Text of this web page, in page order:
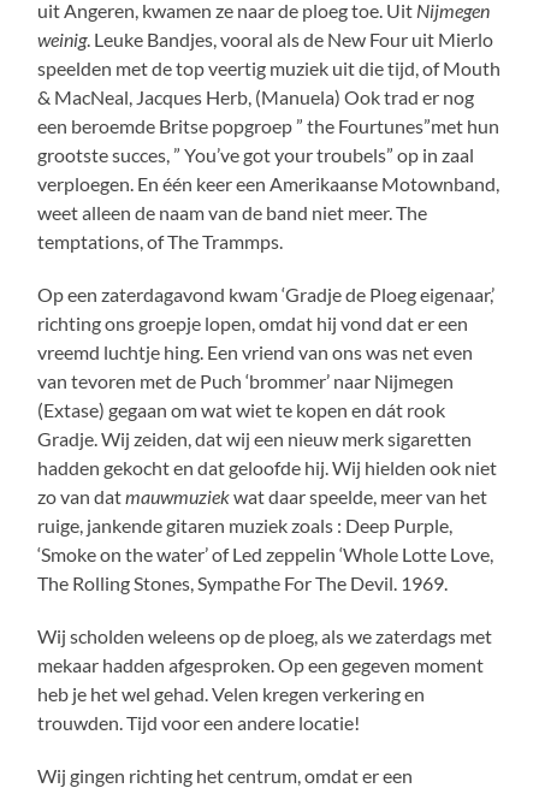
uit Angeren, kwamen ze naar de ploeg toe. Uit Nijmegen
weinig. Leuke Bandjes, vooral als de New Four uit Mierlo
speelden met de top veertig muziek uit die tijd, of Mouth
& MacNeal, Jacques Herb, (Manuela) Ook trad er nog
een beroemde Britse popgroep ” the Fourtunes”met hun
grootste succes, ” You’ve got your troubels” op in zaal
verploegen. En één keer een Amerikaanse Motownband,
weet alleen de naam van de band niet meer. The
temptations, of The Trammps.
Op een zaterdagavond kwam ‘Gradje de Ploeg eigenaar,’
richting ons groepje lopen, omdat hij vond dat er een
vreemd luchtje hing. Een vriend van ons was net even
van tevoren met de Puch ‘brommer’ naar Nijmegen
(Extase) gegaan om wat wiet te kopen en dát rook
Gradje. Wij zeiden, dat wij een nieuw merk sigaretten
hadden gekocht en dat geloofde hij. Wij hielden ook niet
zo van datmauwmuziekwat daar speelde, meer van het
ruige, jankende gitaren muziek zoals : Deep Purple,
‘Smoke on the water’ of Led zeppelin ‘Whole Lotte Love,
The Rolling Stones, Sympathe For The Devil. 1969.
Wij scholden weleens op de ploeg, als we zaterdags met
mekaar hadden afgesproken. Op een gegeven moment
heb je het wel gehad. Velen kregen verkering en
trouwden. Tijd voor een andere locatie!
Wij gingen richting het centrum, omdat er een